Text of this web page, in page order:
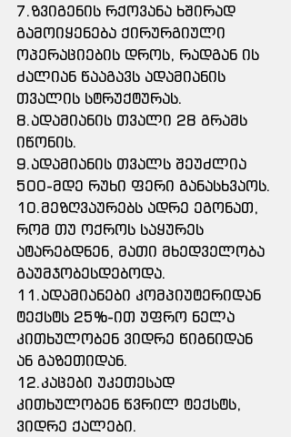
7.ზვიგენის რქოვანა ხშირად
გამოიყენება ქირურგიული
ოპერაციების დროს, რადგან ის
ძალიან წააგავს ადამიანის
თვალის სტრუქტურას.
8.ადამიანის თვალი 28 გრამს
იწონის.
9.ადამიანის თვალს შეუძლია
500-მდე რუხი ფერი განასხვაოს.
10.მეზღვაურებს ადრე ეგონათ,
რომ თუ ოქროს საყურეს
ატარებდნენ, მათი მხედველობა
გაუმჯობესდებოდა.
11.ადამიანები კომპიუტერიდან
ტექსტს 25%-ით უფრო ნელა
კითხულობენ ვიდრე წიგნიდან
ან გაზეთიდან.
12.კაცები უკეთესად
კითხულობენ წვრილ ტექსტს,
ვიდრე ქალები.